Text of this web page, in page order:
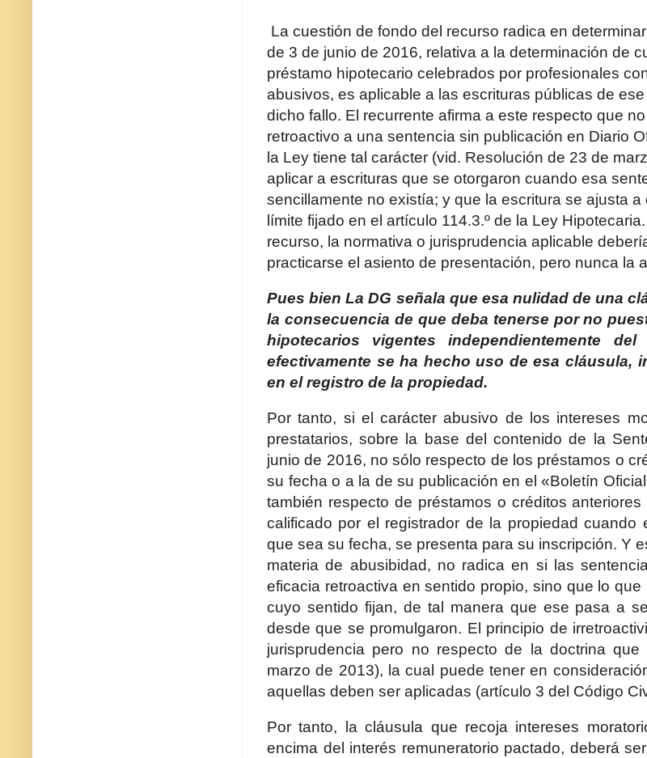
La cuestión de fondo del recurso radica en
de 3 de junio de 2016, relativa a la determinación de
préstamo hipotecario celebrados por profesionales
abusivos, es aplicable a las escrituras públicas de
dicho fallo. El recurrente afirma a este respecto que
retroactivo a una sentencia sin publicación en Diario
la Ley tiene tal carácter (vid. Resolución de 23 de
aplicar a escrituras que se otorgaron cuando esa
sencillamente no existía; y que la escritura se ajusta
límite fijado en el artículo 114.3.º de la Ley
recurso, la normativa o jurisprudencia aplicable
practicarse el asiento de presentación, pero nunca la
Pues bien La DG señala que esa nulidad de una
la consecuencia de que deba tenerse por no
hipotecarios vigentes independientemente
efectivamente se ha hecho uso de esa cláusula,
en el registro de la propiedad.
Por tanto, si el carácter abusivo de los intereses
prestatarios, sobre la base del contenido de la
junio de 2016, no sólo respecto de los préstamos o
su fecha o a la de su publicación en el «Boletín
también respecto de préstamos o créditos
calificado por el registrador de la propiedad cuando
que sea su fecha, se presenta para su inscripción. Y
materia de abusibidad, no radica en si las
eficacia retroactiva en sentido propio, sino que lo
cuyo sentido fijan, de tal manera que ese pasa a
desde que se promulgaron. El principio de
jurisprudencia pero no respecto de la doctrina
marzo de 2013), la cual puede tener en
aquellas deben ser aplicadas (artículo 3 del Código
Por tanto, la cláusula que recoja intereses
encima del interés remuneratorio pactado, deberá